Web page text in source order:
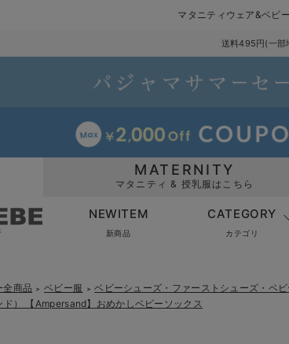
マタニティウェア&ベビ
送料495円(一部
MATERNITY
マタニティ & 授乳服はこちら
NEWITEM
新商品
CATEGORY
カテゴリ
全商品 ＞ ベビー服 ＞ ベビーシューズ・ファーストシューズ・ベ
） 【Ampersand】おめかしベビーソックス